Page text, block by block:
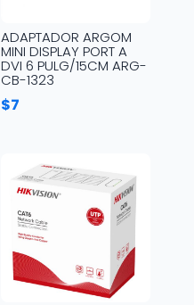
ADAPTADOR ARGOM
MINI DISPLAY PORT A
DVI 6 PULG/15CM ARG-
CB-1323
$7